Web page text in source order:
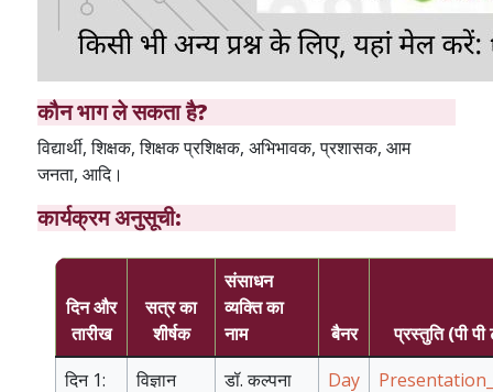
कौन भाग ले सकता है?
विद्यार्थी, शिक्षक, शिक्षक प्रशिक्षक, अभिभावक, प्रशासक, आम
जनता, आदि।
कार्यक्रम अनुसूची:
दिन और
तारीख
सत्र का
शीर्षक
संसाधन
व्यक्ति का
नाम
बैनर
प्रस्तुति (पी पी
दिन 1:
विज्ञान
डॉ. कल्पना
Day